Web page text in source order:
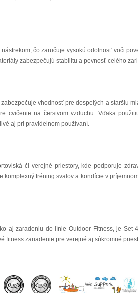
čo zaručuje vysokú odolnosť voči
zabezpečujú stabilitu a pevnosť celého
vhodnosť pre dospelých a staršiu
cvičenie na čerstvom vzduchu. Vďaka
aj pri pravidelnom používaní.
či verejné priestory, kde podporuje
komplexný tréning svalov a kondície v
aj zaradeniu do línie Outdoor Fitness, je Set
fitness zariadenie pre verejné aj súkromné